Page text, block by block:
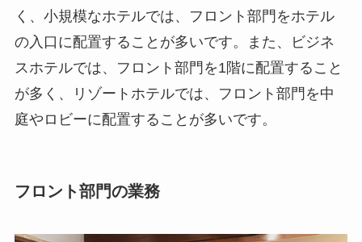
く、小規模なホテルでは、フロント部門をホテル
の入口に配置することが多いです。また、ビジネ
スホテルでは、フロント部門を1階に配置すること
が多く、リゾートホテルでは、フロント部門を中
庭やロビーに配置することが多いです。
フロント部門の業務